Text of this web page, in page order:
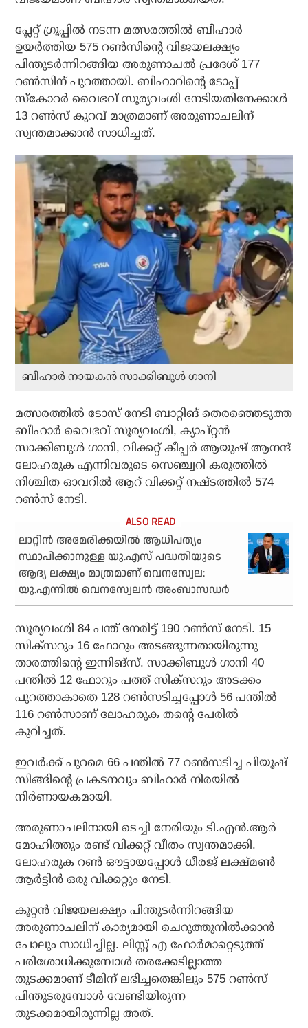
പ്ലേറ്റ് ഗ്രൂപ്പില്‍ നടന്ന മത്സരത്തില്‍ ബീഹാര്‍
ഉയര്‍ത്തിയ 575 റണ്‍സിന്റെ വിജയലക്ഷ്യം
പിന്തുടര്‍ന്നിറങ്ങിയ അരുണാചല്‍ പ്രദേശ് 177
റണ്‍സിന് പുറത്തായി. ബീഹാറിന്റെ ടോപ്പ്
സ്‌കോറര്‍ വൈഭവ് സൂര്യവംശി നേടിയതിനേക്കാള്‍
13 റണ്‍സ് കുറവ് മാത്രമാണ് അരുണാചലിന്
സ്വന്തമാക്കാന്‍ സാധിച്ചത്.
ബീഹാര്‍ നായകന്‍ സാക്കിബുള്‍ ഗാനി
മത്സരത്തില്‍ ടോസ് നേടി ബാറ്റിങ് തെരഞ്ഞെടുത്ത
ബീഹാര്‍ വൈഭവ് സൂര്യവംശി, ക്യാപ്റ്റന്‍
സാക്കിബുള്‍ ഗാനി, വിക്കറ്റ് കീപ്പര്‍ ആയുഷ് ആനന്ദ്
ലോഹരുക എന്നിവരുടെ സെഞ്ച്വറി കരുത്തില്‍
നിശ്ചിത ഓവറില്‍ ആറ് വിക്കറ്റ് നഷ്ടത്തില്‍ 574
റണ്‍സ് നേടി.
ലാറ്റിൻ അമേരിക്കയിൽ ആധിപത്യം
സ്ഥാപിക്കാനുള്ള യു.എസ് പദ്ധതിയുടെ
ആദ്യ ലക്ഷ്യം മാത്രമാണ് വെനസ്വേല:
യു.എന്നിൽ വെനസ്വേലൻ അംബാസഡർ
സൂര്യവംശി 84 പന്ത് നേരിട്ട് 190 റണ്‍സ് നേടി. 15
സിക്‌സറും 16 ഫോറും അടങ്ങുന്നതായിരുന്നു
താരത്തിന്റെ ഇന്നിങ്‌സ്. സാക്കിബുള്‍ ഗാനി 40
പന്തില്‍ 12 ഫോറും പത്ത് സിക്‌സറും അടക്കം
പുറത്താകാതെ 128 റണ്‍സടിച്ചപ്പോള്‍ 56 പന്തില്‍
116 റണ്‍സാണ് ലോഹരുക തന്റെ പേരില്‍
കുറിച്ചത്.
ഇവര്‍ക്ക് പുറമെ 66 പന്തില്‍ 77 റണ്‍സടിച്ച പിയൂഷ്
സിങ്ങിന്റെ പ്രകടനവും ബിഹാര്‍ നിരയില്‍
നിര്‍ണായകമായി.
അരുണാചലിനായി ടെച്ചി നേരിയും ടി.എന്‍.ആര്‍
മോഹിത്തും രണ്ട് വിക്കറ്റ് വീതം സ്വന്തമാക്കി.
ലോഹരുക റണ്‍ ഔട്ടായപ്പോള്‍ ധീരജ് ലക്ഷ്മണ്‍
ആര്‍ട്ടിന്‍ ഒരു വിക്കറ്റും നേടി.
കൂറ്റന്‍ വിജയലക്ഷ്യം പിന്തുടര്‍ന്നിറങ്ങിയ
അരുണാചലിന് കാര്യമായി ചെറുത്തുനില്‍ക്കാന്‍
പോലും സാധിച്ചില്ല. ലിസ്റ്റ് എ ഫോര്‍മാറ്റെടുത്ത്
പരിശോധിക്കുമ്പോള്‍ തരക്കേടില്ലാത്ത
തുടക്കമാണ് ടീമിന് ലഭിച്ചതെങ്കിലും 575 റണ്‍സ്
പിന്തുടരുമ്പോള്‍ വേണ്ടിയിരുന്ന
തുടക്കമായിരുന്നില്ല അത്.